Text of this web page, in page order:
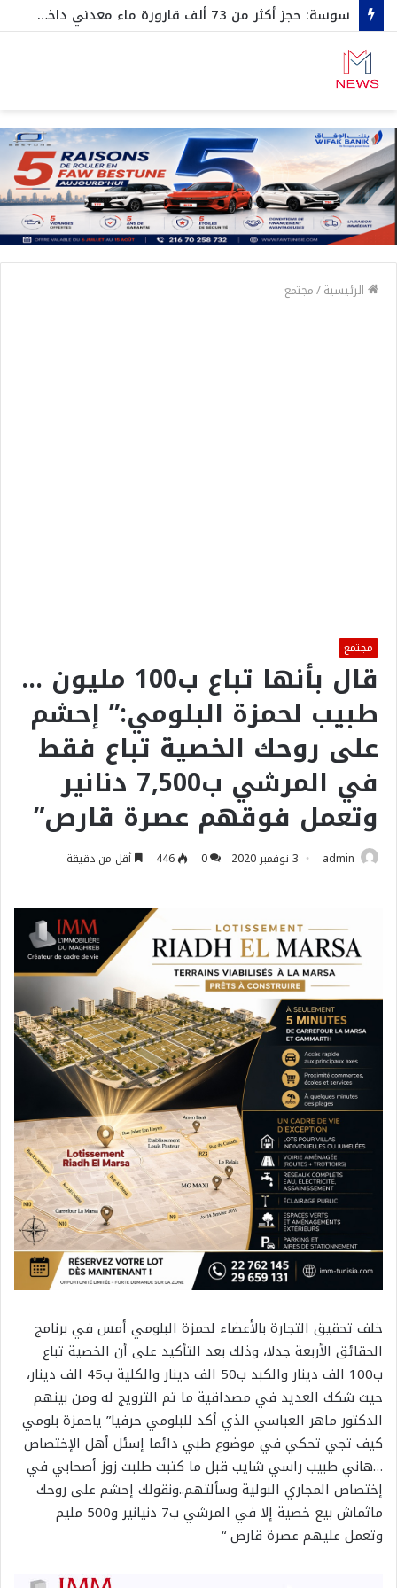
سوسة: حجز أكثر من 73 ألف قارورة ماء معدني داخل مخزن عشوائي
الرئيسية/مجتمع
مجتمع
قال بأنها تباع ب100 مليون …
طبيب لحمزة البلومي:” إحشم
على روحك الخصية تباع فقط
في المرشي ب7٫500 دنانير
وتعمل فوقهم عصرة قارص”
admin 3 نوفمبر 2020 0
446 أقل من دقيقة
خلف تحقيق التجارة بالأعضاء لحمزة البلومي أمس في برنامج
الحقائق الأربعة جدلا، وذلك بعد التأكيد على أن الخصية تباع
ب100 الف دينار والكبد ب50 الف دينار والكلية ب45 الف دينار،
حيث شكك العديد في مصداقية ما تم الترويج له ومن بينهم
الدكتور ماهر العباسي الذي أكد للبلومي حرفيا” ياحمزة بلومي
كيف تجي تحكي في موضوع طبي دائما إسئل أهل الإختصاص
…هاني طبيب راسي شايب قبل ما كتبت طلبت زوز أصحابي في
إختصاص المجاري البولية وسألتهم..ونقولك إحشم على روحك
ماثماش بيع خصية إلا في المرشي ب7 دنيانير و500 مليم
وتعمل عليهم عصرة قارص “